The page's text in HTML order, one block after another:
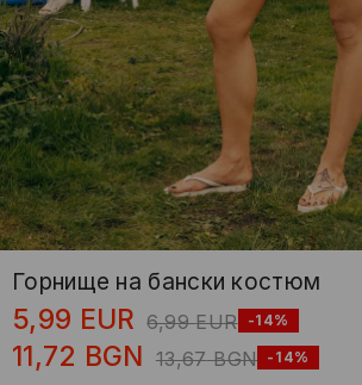
Горнище на бански костюм
5,99 EUR 6,99 EUR -14%
11,72 BGN 13,67 BGN -14%